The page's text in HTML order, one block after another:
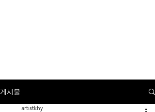
게시물
artistkhy